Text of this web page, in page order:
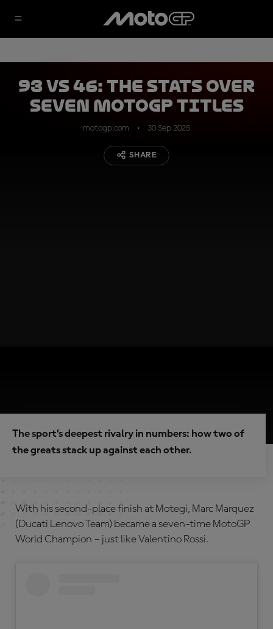
93 vs 46: the stats over
seven MotoGP titles
motogp.com 30 Sep 2025
SHARE
The sport’s deepest rivalry in numbers: how two of
the greats stack up against each other.
With his second-place finish at Motegi, Marc Marquez
(Ducati Lenovo Team) became a seven-time MotoGP
World Champion – just like Valentino Rossi.